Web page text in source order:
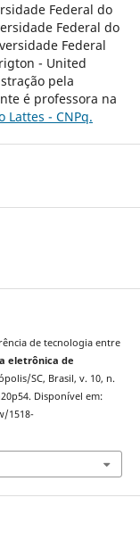
Federal do
Federal do
Federal
- United
pela
é professora na
Lattes - CNPq.
de tecnologia entre
eletrônica de
SC, Brasil, v. 10, n.
Disponível em:
1518-